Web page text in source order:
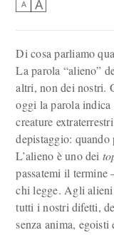
A A
Di cosa parliamo
La parola “alieno”
altri, non dei nostri.
oggi la parola indica
creature
depistaggio:
L’alieno è uno dei
passatemi il termine
chi legge. Agli
tutti i nostri difetti,
senza anima,